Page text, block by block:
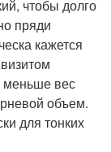
чтобы долго
пряди
кажется
меньше вес
объем.
для тонких